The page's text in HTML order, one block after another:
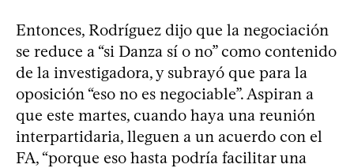
Entonces, Rodríguez dijo que la negociación
se reduce a “si Danza sí o no” como contenido
de la investigadora, y subrayó que para la
oposición “eso no es negociable”. Aspiran a
que este martes, cuando haya una reunión
interpartidaria, lleguen a un acuerdo con el
FA, “porque eso hasta podría facilitar una